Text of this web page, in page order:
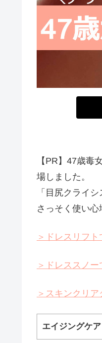
【PR】47歳毒
場しました。
「目尻クライ
さっそく使い心
＞ドレスリフ
＞ドレススノ
＞スキンクリ
エイジングケ